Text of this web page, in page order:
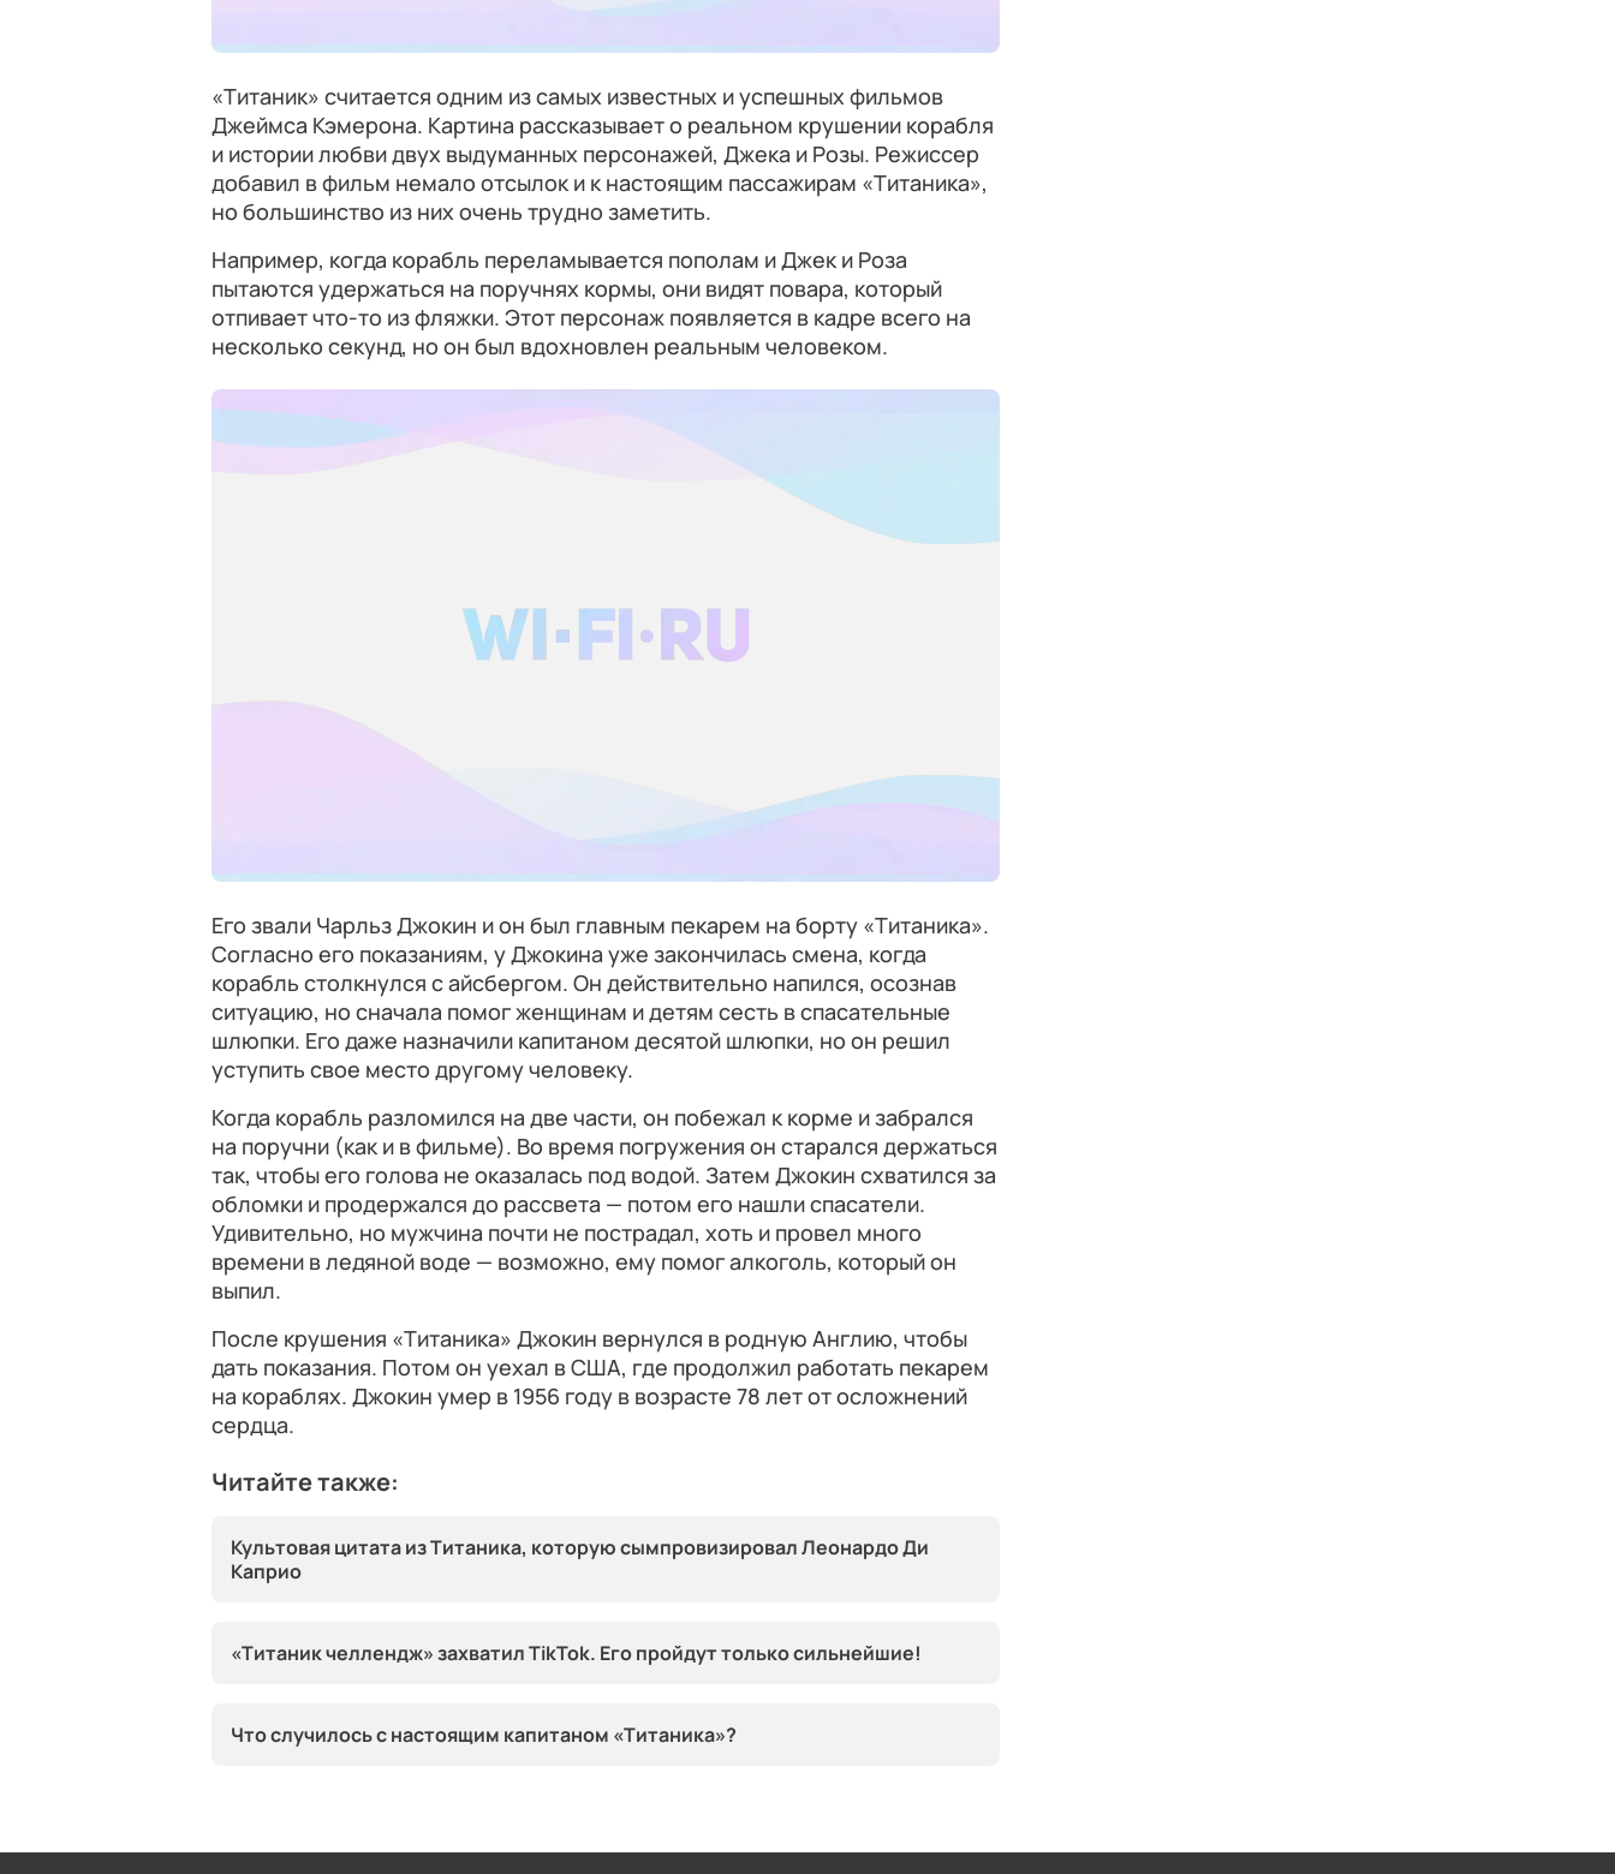
«Титаник» считается одним из самых известных и успешных фильмов
Джеймса Кэмерона. Картина рассказывает о реальном крушении корабля
и истории любви двух выдуманных персонажей, Джека и Розы. Режиссер
добавил в фильм немало отсылок и к настоящим пассажирам «Титаника»,
но большинство из них очень трудно заметить.
Например, когда корабль переламывается пополам и Джек и Роза
пытаются удержаться на поручнях кормы, они видят повара, который
отпивает что-то из фляжки. Этот персонаж появляется в кадре всего на
несколько секунд, но он был вдохновлен реальным человеком.
Его звали Чарльз Джокин и он был главным пекарем на борту «Титаника».
Согласно его показаниям, у Джокина уже закончилась смена, когда
корабль столкнулся с айсбергом. Он действительно напился, осознав
ситуацию, но сначала помог женщинам и детям сесть в спасательные
шлюпки. Его даже назначили капитаном десятой шлюпки, но он решил
уступить свое место другому человеку.
Когда корабль разломился на две части, он побежал к корме и забрался
на поручни (как и в фильме). Во время погружения он старался держаться
так, чтобы его голова не оказалась под водой. Затем Джокин схватился за
обломки и продержался до рассвета — потом его нашли спасатели.
Удивительно, но мужчина почти не пострадал, хоть и провел много
времени в ледяной воде — возможно, ему помог алкоголь, который он
выпил.
После крушения «Титаника» Джокин вернулся в родную Англию, чтобы
дать показания. Потом он уехал в США, где продолжил работать пекарем
на кораблях. Джокин умер в 1956 году в возрасте 78 лет от осложнений
сердца.
Читайте также:
Культовая цитата из Титаника, которую сымпровизировал Леонардо Ди
Каприо
«Титаник челлендж» захватил TikTok. Его пройдут только сильнейшие!
Что случилось с настоящим капитаном «Титаника»?